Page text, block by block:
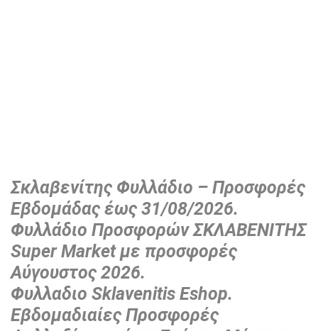
Σκλαβενίτης Φυλλάδιο – Προσφορές
Εβδομάδας έως 31/08/2026.
Φυλλάδιο Προσφορών ΣΚΛΑΒΕΝΙΤΗΣ
Super Market με προσφορές
Αύγουστος 2026.
Φυλλαδιο Sklavenitis Eshop.
Εβδομαδιαίες Προσφορές